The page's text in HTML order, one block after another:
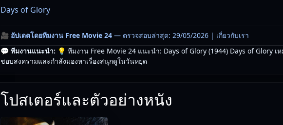
Days of Glory
🎥 อัปเดตโดยทีมงาน Free Movie 24— ตรวจสอบล่าสุด: 29/05/2026 | เกี่ยวกับเรา
💬 ทีมงานแนะนำ: 💡 ทีมงาน Free Movie 24 แนะนำ: Days of Glory (1944) Days of Glory
ชอบสงครามและกำลังมองหาเรื่องสนุกดูในวันหยุด
โปสเตอร์และตัวอย่างหนัง